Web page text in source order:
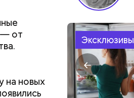
— от
на новых
Эксклюзивы